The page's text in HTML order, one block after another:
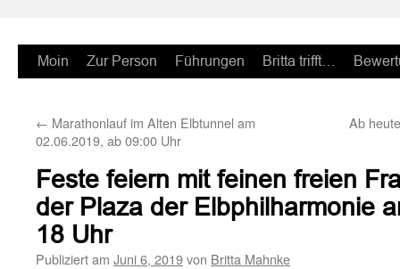
Zum
springen
Moin Zur Person Führungen Britta trifft…
← Marathonlauf im Alten Elbtunnel am
02.06.2019, ab 09:00 Uhr
Ab
Feste feiern mit feinen freien
der Plaza der Elbphilharmonie
18 Uhr
Publiziert am Juni 6, 2019von Britta Mahnke